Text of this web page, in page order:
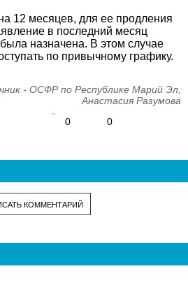
12 месяцев, для ее продления
в последний месяц
назначена. В этом случае
по привычному графику.
- ОСФР по Республике Марий Эл,
Анастасия Разумова
0
0
КОММЕНТАРИЙ